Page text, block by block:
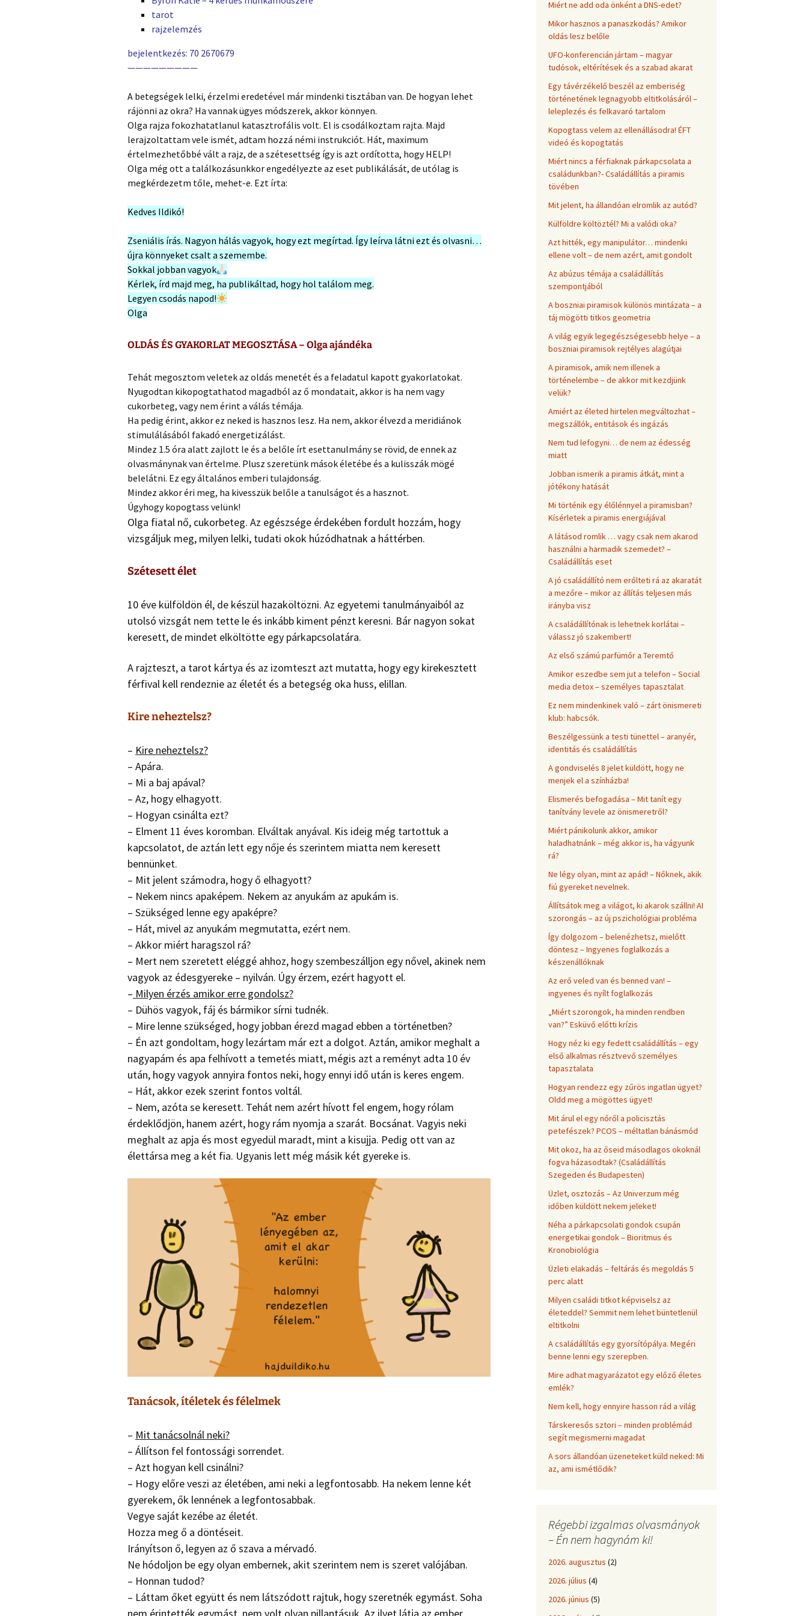
tarot
rajzelemzés
bejelentkezés: 70 2670679
—————————
A betegségek lelki, érzelmi eredetével már mindenki tisztában van. De hogyan lehet
rájönni az okra? Ha vannak ügyes módszerek, akkor könnyen.
Olga rajza fokozhatatlanul katasztrofális volt. El is csodálkoztam rajta. Majd
lerajzoltattam vele ismét, adtam hozzá némi instrukciót. Hát, maximum
értelmezhetőbbé vált a rajz, de a szétesettség így is azt ordította, hogy HELP!
Olga még ott a találkozásunkkor engedélyezte az eset publikálását, de utólag is
megkérdezetm tőle, mehet-e. Ezt írta:
Kedves Ildikó!
Zseniális írás. Nagyon hálás vagyok, hogy ezt megírtad. Így leírva látni ezt és olvasni…
újra könnyeket csalt a szemembe.
Sokkal jobban vagyok
Kérlek, írd majd meg, ha publikáltad, hogy hol találom meg.
Legyen csodás napod!
Olga
OLDÁS ÉS GYAKORLAT MEGOSZTÁSA – Olga ajándéka
Tehát megosztom veletek az oldás menetét és a feladatul kapott gyakorlatokat.
Nyugodtan kikopogtathatod magadból az ő mondatait, akkor is ha nem vagy
cukorbeteg, vagy nem érint a válás témája.
Ha pedig érint, akkor ez neked is hasznos lesz. Ha nem, akkor élvezd a meridiánok
stimulálásából fakadó energetizálást.
Mindez 1.5 óra alatt zajlott le és a belőle írt esettanulmány se rövid, de ennek az
olvasmánynak van értelme. Plusz szeretünk mások életébe és a kulisszák mögé
belelátni. Ez egy általános emberi tulajdonság.
Mindez akkor éri meg, ha kivesszük belőle a tanulságot és a hasznot.
Úgyhogy kopogtass velünk!
Olga fiatal nő, cukorbeteg. Az egészsége érdekében fordult hozzám, hogy
vizsgáljuk meg, milyen lelki, tudati okok húzódhatnak a háttérben.
Szétesett élet
10 éve külföldön él, de készül hazaköltözni. Az egyetemi tanulmányaiból az
utolsó vizsgát nem tette le és inkább kiment pénzt keresni. Bár nagyon sokat
keresett, de mindet elköltötte egy párkapcsolatára.
A rajzteszt, a tarot kártya és az izomteszt azt mutatta, hogy egy kirekesztett
férfival kell rendeznie az életét és a betegség oka huss, elillan.
Kire neheztelsz?
– Kire neheztelsz?
– Apára.
– Mi a baj apával?
– Az, hogy elhagyott.
– Hogyan csinálta ezt?
– Elment 11 éves koromban. Elváltak anyával. Kis ideig még tartottuk a
kapcsolatot, de aztán lett egy nője és szerintem miatta nem keresett
bennünket.
– Mit jelent számodra, hogy ő elhagyott?
– Nekem nincs apaképem. Nekem az anyukám az apukám is.
– Szükséged lenne egy apaképre?
– Hát, mivel az anyukám megmutatta, ezért nem.
– Akkor miért haragszol rá?
– Mert nem szeretett eléggé ahhoz, hogy szembeszálljon egy nővel, akinek nem
vagyok az édesgyereke – nyilván. Úgy érzem, ezért hagyott el.
– Milyen érzés amikor erre gondolsz?
– Dühös vagyok, fáj és bármikor sírni tudnék.
– Mire lenne szükséged, hogy jobban érezd magad ebben a történetben?
– Én azt gondoltam, hogy lezártam már ezt a dolgot. Aztán, amikor meghalt a
nagyapám és apa felhívott a temetés miatt, mégis azt a reményt adta 10 év
után, hogy vagyok annyira fontos neki, hogy ennyi idő után is keres engem.
– Hát, akkor ezek szerint fontos voltál.
– Nem, azóta se keresett. Tehát nem azért hívott fel engem, hogy rólam
érdeklődjön, hanem azért, hogy rám nyomja a szarát. Bocsánat. Vagyis neki
meghalt az apja és most egyedül maradt, mint a kisujja. Pedig ott van az
élettársa meg a két fia. Ugyanis lett még másik két gyereke is.
Tanácsok, ítéletek és félelmek
– Mit tanácsolnál neki?
– Állítson fel fontossági sorrendet.
– Azt hogyan kell csinálni?
– Hogy előre veszi az életében, ami neki a legfontosabb. Ha nekem lenne két
gyerekem, ők lennének a legfontosabbak.
Vegye saját kezébe az életét.
Hozza meg ő a döntéseit.
Irányítson ő, legyen az ő szava a mérvadó.
Ne hódoljon be egy olyan embernek, akit szerintem nem is szeret valójában.
– Honnan tudod?
– Láttam őket együtt és nem látszódott rajtuk, hogy szeretnék egymást. Soha
Miért ne add oda önként a DNS-edet?
Mikor hasznos a panaszkodás? Amikor
oldás lesz belőle
UFO-konferencián jártam – magyar
tudósok, eltérítések és a szabad akarat
Egy távérzékelő beszél az emberiség
történetének legnagyobb eltitkolásáról –
leleplezés és felkavaró tartalom
Kopogtass velem az ellenállásodra! ÉFT
videó és kopogtatás
Miért nincs a férfiaknak párkapcsolata a
családunkban?- Családállítás a piramis
tövében
Mit jelent, ha állandóan elromlik az autód?
Külföldre költöztél? Mi a valódi oka?
Azt hitték, egy manipulátor… mindenki
ellene volt – de nem azért, amit gondolt
Az abúzus témája a családállítás
szempontjából
A boszniai piramisok különös mintázata – a
táj mögötti titkos geometria
A világ egyik legegészségesebb helye – a
boszniai piramisok rejtélyes alagútjai
A piramisok, amik nem illenek a
történelembe – de akkor mit kezdjünk
velük?
Amiért az életed hirtelen megváltozhat –
megszállók, entitások és ingázás
Nem tud lefogyni… de nem az édesség
miatt
Jobban ismerik a piramis átkát, mint a
jótékony hatását
Mi történik egy élőlénnyel a piramisban?
Kísérletek a piramis energiájával
A látásod romlik … vagy csak nem akarod
használni a harmadik szemedet? –
Családállítás eset
A jó családállító nem erőlteti rá az akaratát
a mezőre – mikor az állítás teljesen más
irányba visz
A családállítónak is lehetnek korlátai –
válassz jó szakembert!
Az első számú parfümőr a Teremtő
Amikor eszedbe sem jut a telefon – Social
media detox – személyes tapasztalat
Ez nem mindenkinek való – zárt önismereti
klub: habcsók.
Beszélgessünk a testi tünettel – aranyér,
identitás és családállítás
A gondviselés 8 jelet küldött, hogy ne
menjek el a színházba!
Elismerés befogadása – Mit tanít egy
tanítvány levele az önismeretről?
Miért pánikolunk akkor, amikor
haladhatnánk – még akkor is, ha vágyunk
rá?
Ne légy olyan, mint az apád! – Nőknek, akik
fiú gyereket nevelnek.
Állítsátok meg a világot, ki akarok szállni! AI
szorongás – az új pszichológiai probléma
Így dolgozom – belenézhetsz, mielőtt
döntesz – Ingyenes foglalkozás a
készenállóknak
Az erő veled van és benned van! –
ingyenes és nyílt foglalkozás
„Miért szorongok, ha minden rendben
van?” Esküvő előtti krízis
Hogy néz ki egy fedett családállítás – egy
első alkalmas résztvevő személyes
tapasztalata
Hogyan rendezz egy zűrös ingatlan ügyet?
Oldd meg a mögöttes ügyet!
Mit árul el egy nőről a policisztás
petefészek? PCOS – méltatlan bánásmód
Mit okoz, ha az őseid másodlagos okoknál
fogva házasodtak? (Családállítás
Szegeden és Budapesten)
Üzlet, osztozás – Az Univerzum még
időben küldött nekem jeleket!
Néha a párkapcsolati gondok csupán
energetikai gondok – Bioritmus és
Kronobiológia
Üzleti elakadás – feltárás és megoldás 5
perc alatt
Milyen családi titkot képviselsz az
életeddel? Semmit nem lehet büntetlenül
eltitkolni
A családállítás egy gyorsítópálya. Megéri
benne lenni egy szerepben.
Mire adhat magyarázatot egy előző életes
emlék?
Nem kell, hogy ennyire hasson rád a világ
Társkeresős sztori – minden problémád
segít megismerni magadat
A sors állandóan üzeneteket küld neked: Mi
az, ami ismétlődik?
Régebbi izgalmas olvasmányok
– Én nem hagynám ki!
2026. augusztus (2)
2026. július (4)
2026. június (5)